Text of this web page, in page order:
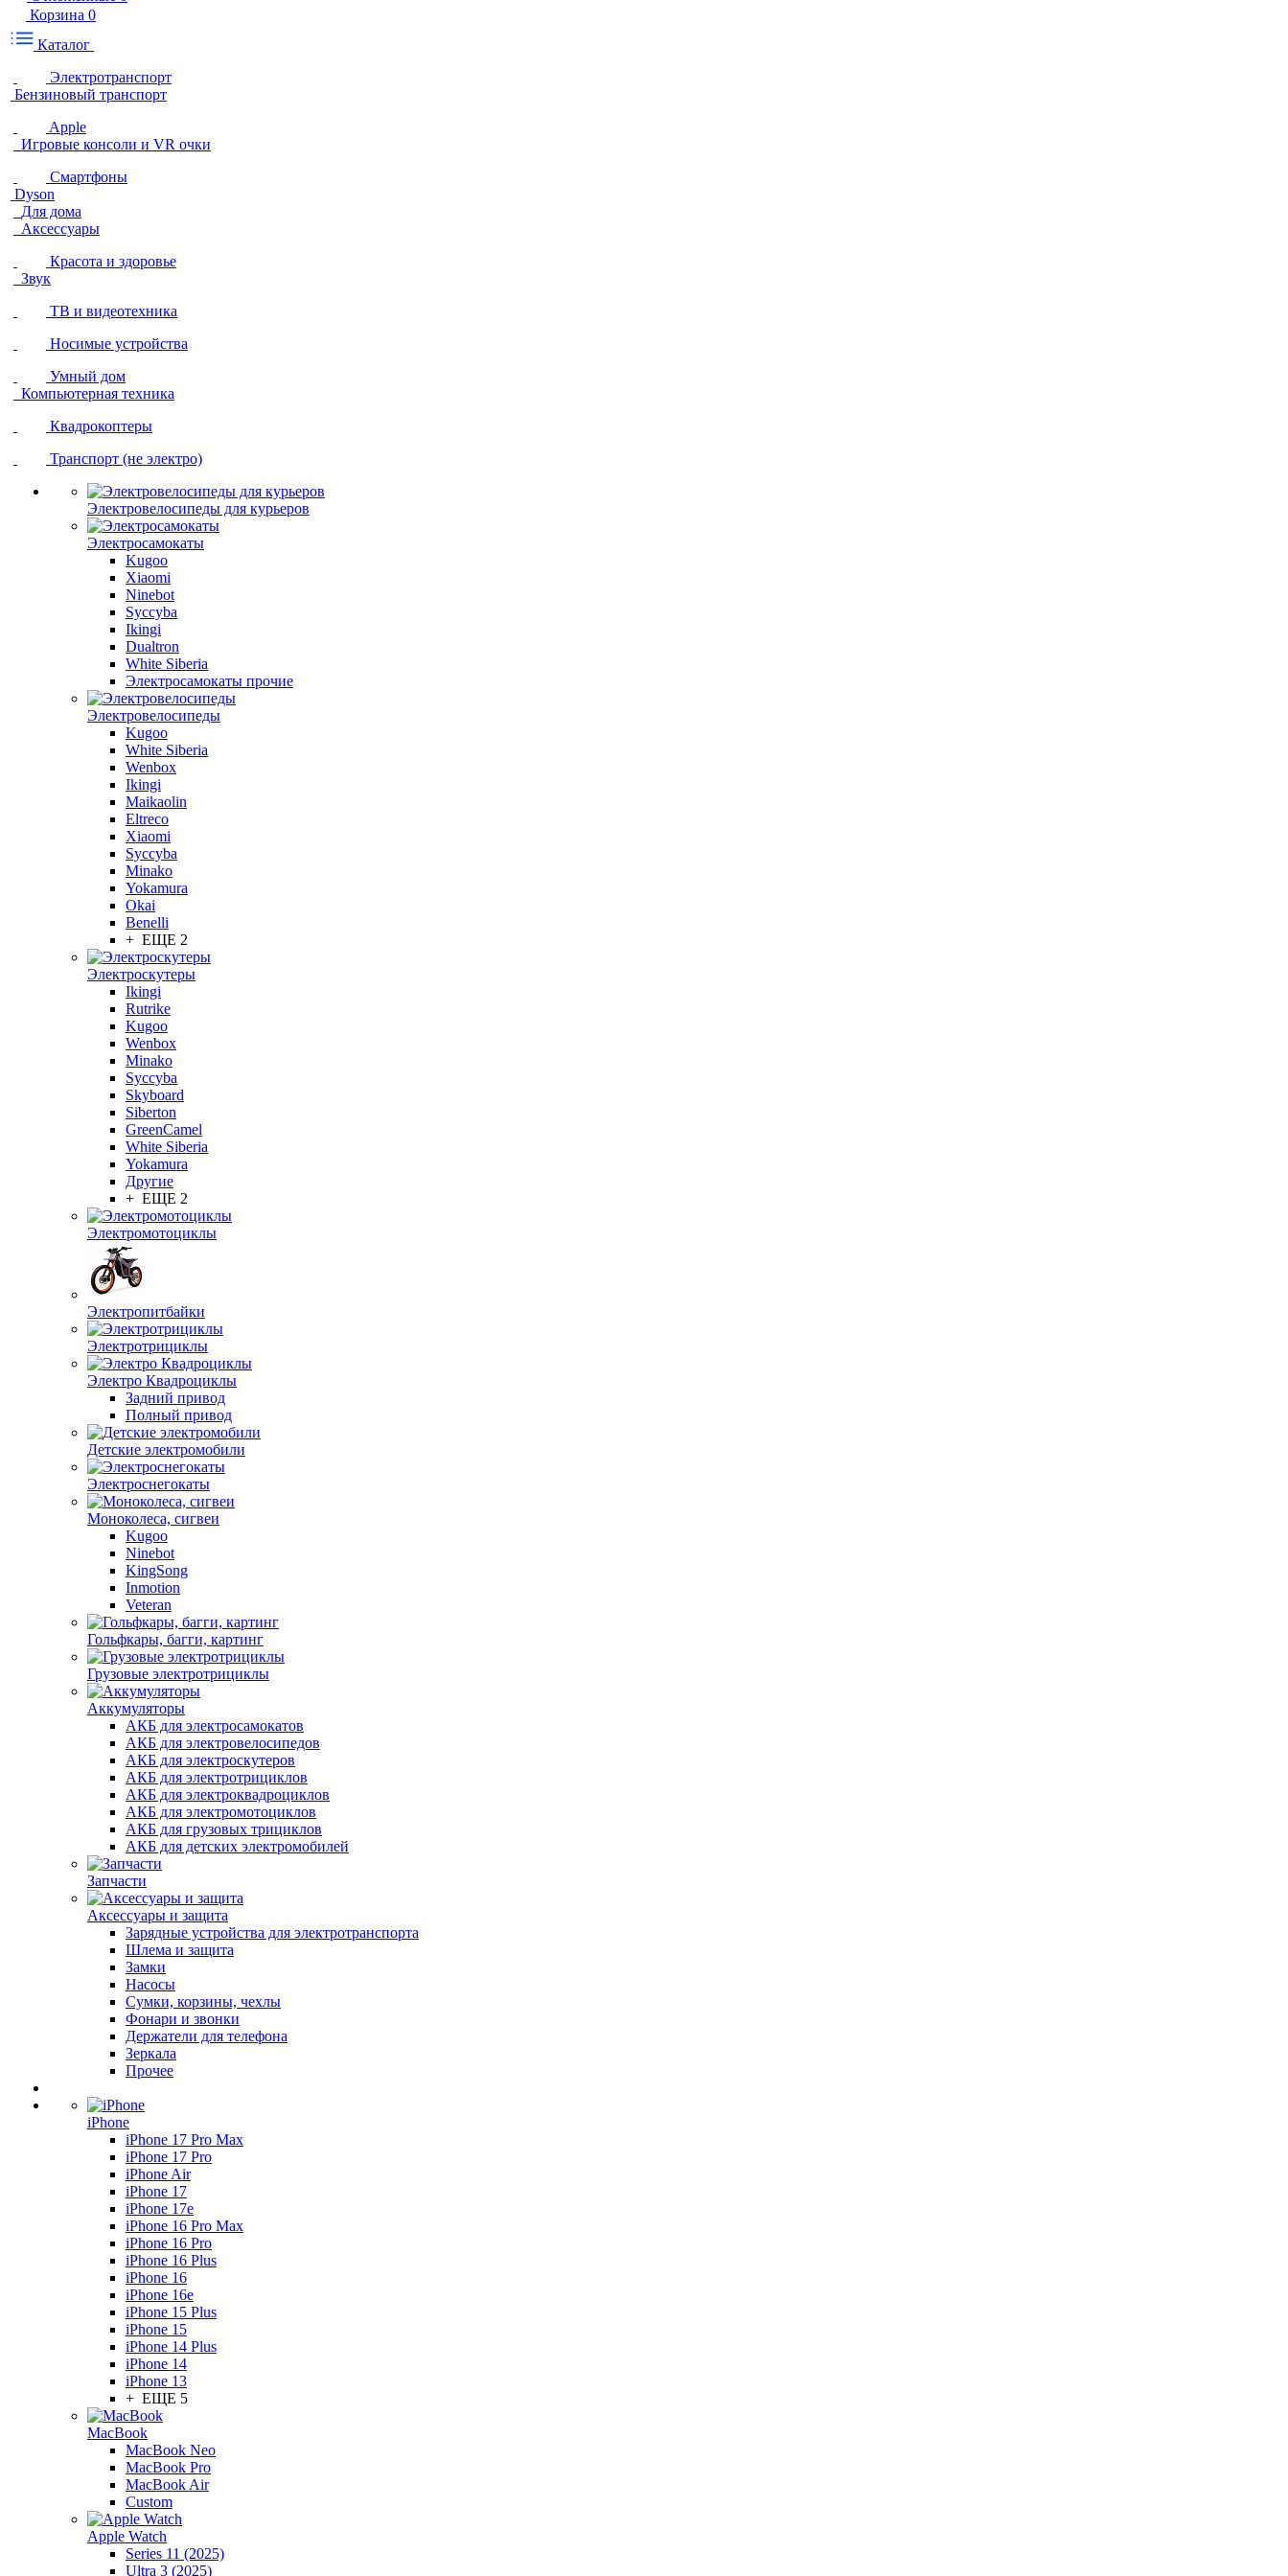
Корзина 0
Каталог
Электротранспорт
Бензиновый транспорт
Apple
Игровые консоли и VR очки
Смартфоны
Dyson
Для дома
Аксессуары
Красота и здоровье
Звук
ТВ и видеотехника
Носимые устройства
Умный дом
Компьютерная техника
Квадрокоптеры
Транспорт (не электро)
Электровелосипеды для курьеров
Электросамокаты
Kugoo
Xiaomi
Ninebot
Syccyba
Ikingi
Dualtron
White Siberia
Электросамокаты прочие
Электровелосипеды
Kugoo
White Siberia
Wenbox
Ikingi
Maikaolin
Eltreco
Xiaomi
Syccyba
Minako
Yokamura
Okai
Benelli
+ ЕЩЕ 2
Электроскутеры
Ikingi
Rutrike
Kugoo
Wenbox
Minako
Syccyba
Skyboard
Siberton
GreenCamel
White Siberia
Yokamura
Другие
+ ЕЩЕ 2
Электромотоциклы
Электропитбайки
Электротрициклы
Электро Квадроциклы
Задний привод
Полный привод
Детские электромобили
Электроснегокаты
Моноколеса, сигвеи
Kugoo
Ninebot
KingSong
Inmotion
Veteran
Гольфкары, багги, картинг
Грузовые электротрициклы
Аккумуляторы
АКБ для электросамокатов
АКБ для электровелосипедов
АКБ для электроскутеров
АКБ для электротрициклов
АКБ для электроквадроциклов
АКБ для электромотоциклов
АКБ для грузовых трициклов
АКБ для детских электромобилей
Запчасти
Аксессуары и защита
Зарядные устройства для электротранспорта
Шлема и защита
Замки
Насосы
Сумки, корзины, чехлы
Фонари и звонки
Держатели для телефона
Зеркала
Прочее
iPhone
iPhone 17 Pro Max
iPhone 17 Pro
iPhone Air
iPhone 17
iPhone 17e
iPhone 16 Pro Max
iPhone 16 Pro
iPhone 16 Plus
iPhone 16
iPhone 16e
iPhone 15 Plus
iPhone 15
iPhone 14 Plus
iPhone 14
iPhone 13
+ ЕЩЕ 5
MacBook
MacBook Neo
MacBook Pro
MacBook Air
Custom
Apple Watch
Series 11 (2025)
Ultra 3 (2025)